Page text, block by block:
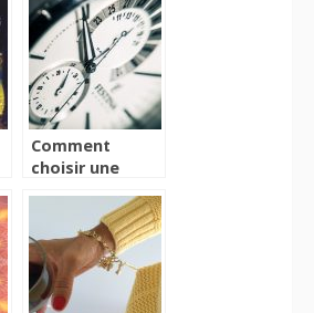
originale
Comment
choisir une